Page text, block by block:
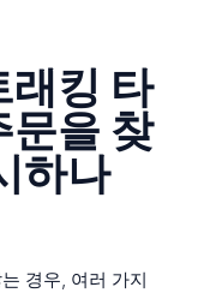
킹 타
문을 찾
하나
경우, 여러 가지